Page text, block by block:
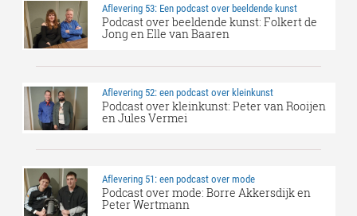
Aflevering 53: Een podcast over beeldende kunst
Podcast over beeldende kunst: Folkert de
Jong en Elle van Baaren
Aflevering 52: een podcast over kleinkunst
Podcast over kleinkunst: Peter van Rooijen
en Jules Vermei
Aflevering 51: een podcast over mode
Podcast over mode: Borre Akkersdijk en
Peter Wertmann